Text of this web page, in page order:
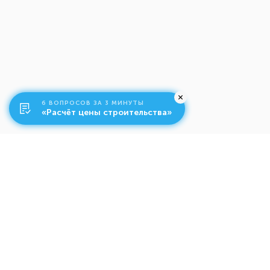
6 ВОПРОСОВ ЗА 3 МИНУТЫ
«Расчёт цены строительства»